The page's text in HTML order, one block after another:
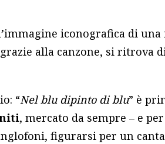
iconografica di
alla canzone, si ritrova
“Nel blu dipinto di blu” è
, mercato da sempre – e
figurarsi per un